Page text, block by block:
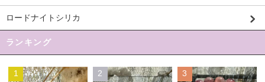
ロードナイトシリカ
ランキング
1 2 3